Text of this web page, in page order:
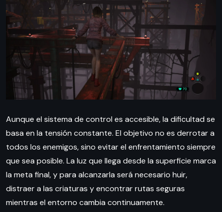
Aunque el sistema de control es accesible, la dificultad se
basa en la tensión constante. El objetivo no es derrotar a
todos los enemigos, sino evitar el enfrentamiento siempre
que sea posible. La luz que llega desde la superficie marca
la meta final, y para alcanzarla será necesario huir,
distraer a las criaturas y encontrar rutas seguras
mientras el entorno cambia continuamente.